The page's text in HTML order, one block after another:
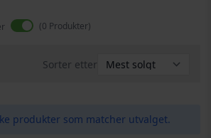
0 Produkter
Sorter etter
produkter som matcher utvalget.